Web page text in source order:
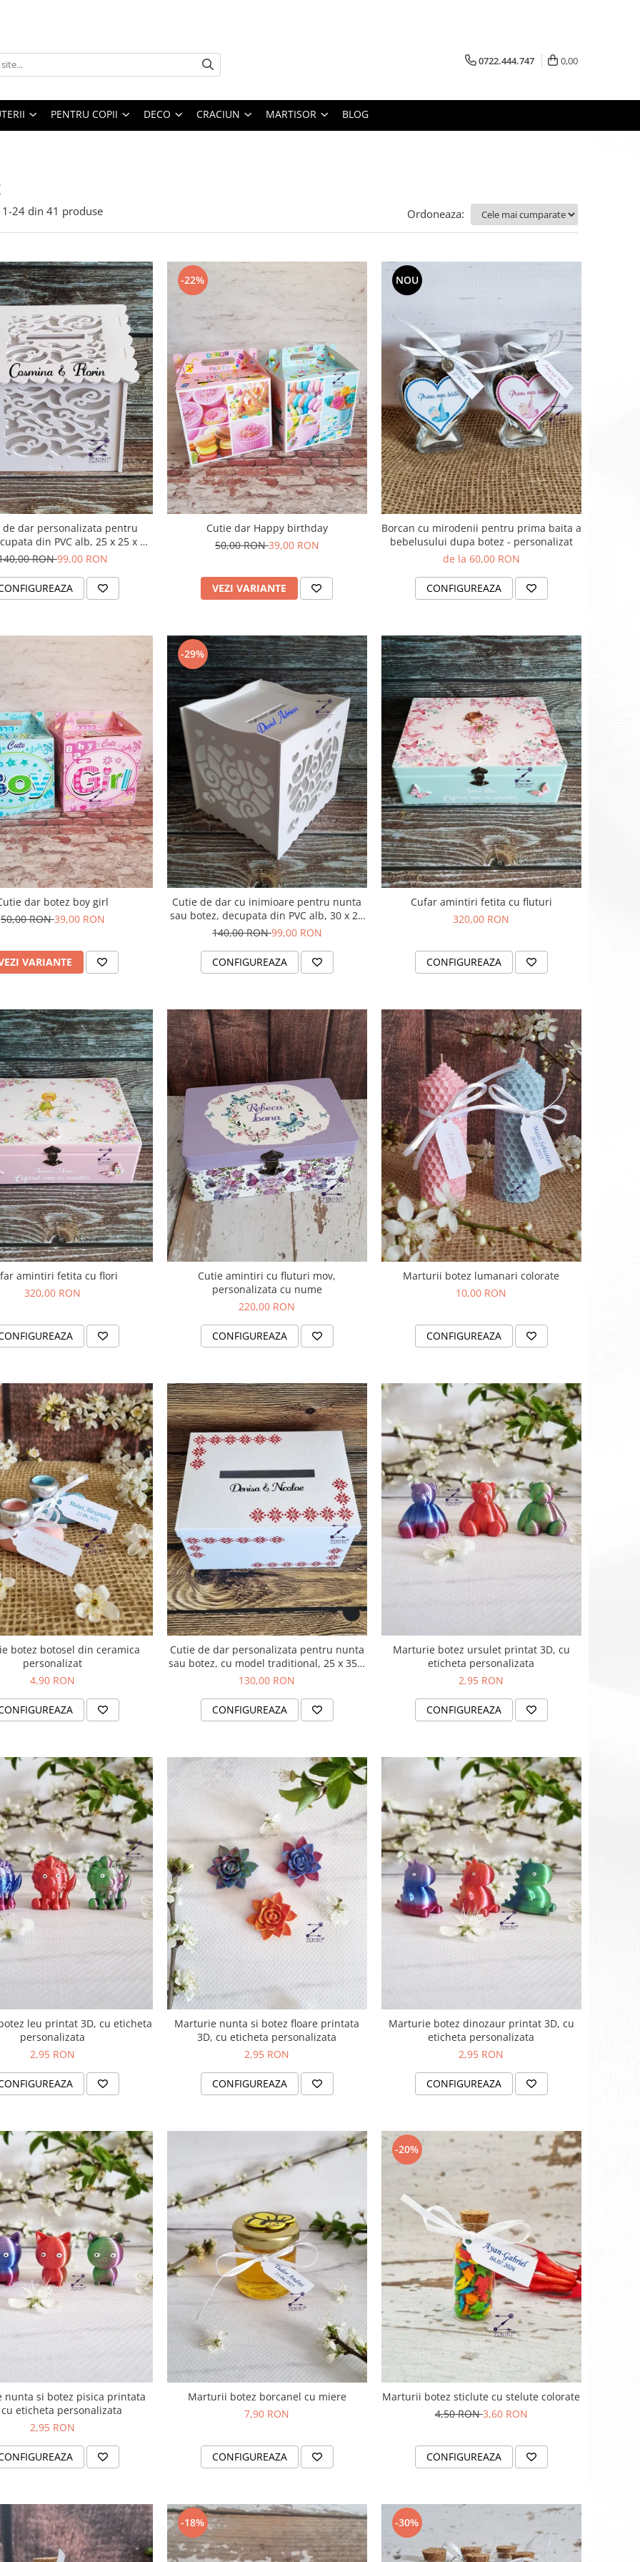
0722.444.747 0,00
PENTRU COPII DECO CRACIUN MARTISOR BLOG
1-24 din 41 produse Ordoneaza:
de dar personalizata pentru
din PVC alb, 25 x 25 x 30
de pana la 150 de plicuri
RON99,00 RON
-22%
Cutie dar Happy birthday
50,00 RON39,00 RON
VEZI VARIANTE
NOU
Borcan cu mirodenii pentru prima baita a
bebelusului dupa botez - personalizat
de la 60,00 RON
CONFIGUREAZA
dar botez boy girl
50,00 RON39,00 RON
VARIANTE
-29%
Cutie de dar cu inimioare pentru nunta
sau botez, decupata din PVC alb, 30 x 28
x 30 cm, capacitate de pana la 150 de
140,00 RON99,00 RON
CONFIGUREAZA
Cufar amintiri fetita cu fluturi
320,00 RON
CONFIGUREAZA
amintiri fetita cu flori
320,00 RON
Cutie amintiri cu fluturi mov,
personalizata cu nume
220,00 RON
CONFIGUREAZA
Marturii botez lumanari colorate
10,00 RON
CONFIGUREAZA
botez botosel din ceramica
personalizat
4,90 RON
Cutie de dar personalizata pentru nunta
sau botez, cu model traditional, 25 x 35 x
20 cm, capacitate de pana la 200 plicuri
130,00 RON
CONFIGUREAZA
Marturie botez ursulet printat 3D, cu
eticheta personalizata
2,95 RON
CONFIGUREAZA
leu printat 3D, cu eticheta
personalizata
2,95 RON
Marturie nunta si botez floare printata
3D, cu eticheta personalizata
2,95 RON
CONFIGUREAZA
Marturie botez dinozaur printat 3D, cu
eticheta personalizata
2,95 RON
CONFIGUREAZA
nunta si botez pisica printata
cu eticheta personalizata
2,95 RON
Marturii botez borcanel cu miere
7,90 RON
CONFIGUREAZA
-20%
Marturii botez sticlute cu stelute colorate
4,50 RON3,60 RON
CONFIGUREAZA
-18% -30%